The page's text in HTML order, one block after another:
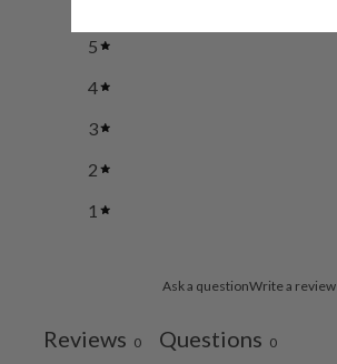
5
4
3
2
1
Ask a questionWrite a review
Reviews 0 Questions 0